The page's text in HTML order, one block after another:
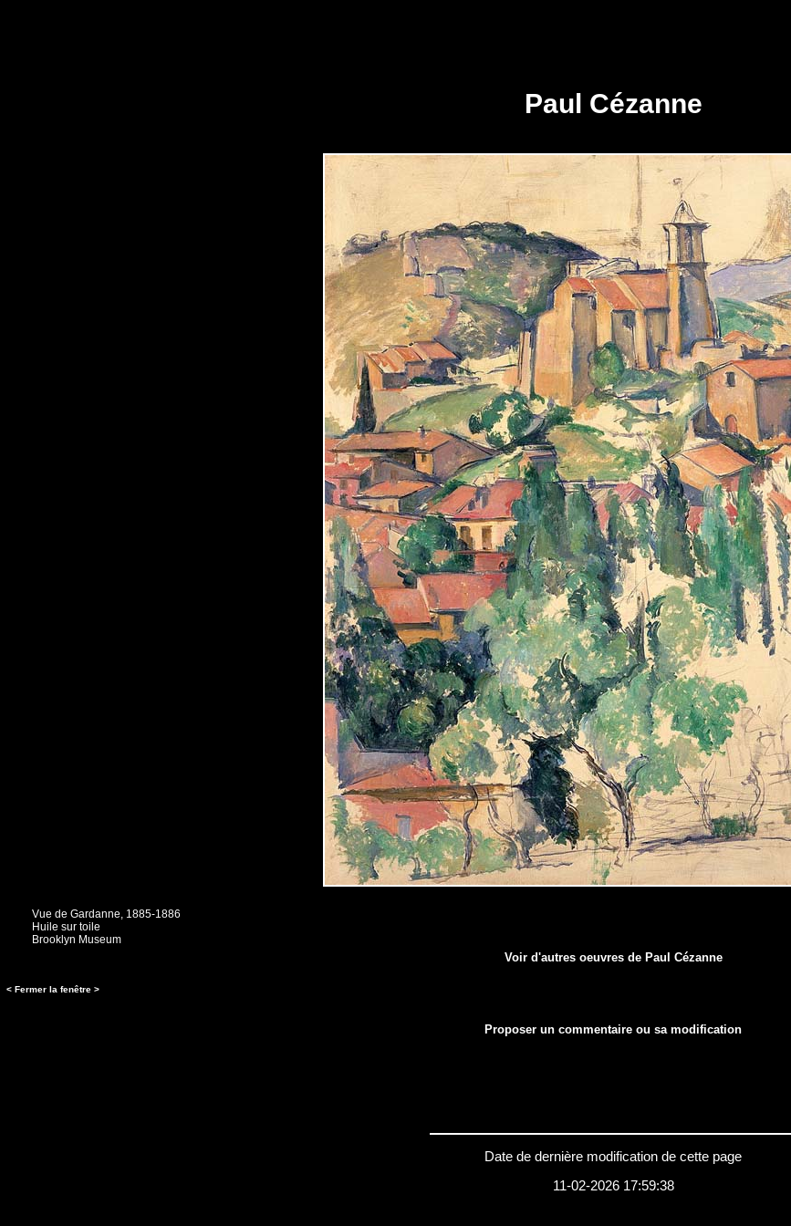
Paul Cézanne
Vue de Gardanne, 1885-1886
Huile sur toile
Brooklyn Museum
Voir d'autres oeuvres de Paul Cézanne
< Fermer la fenêtre >
Proposer un commentaire ou sa modification
Date de dernière modification de cette page
11-02-2026 17:59:38